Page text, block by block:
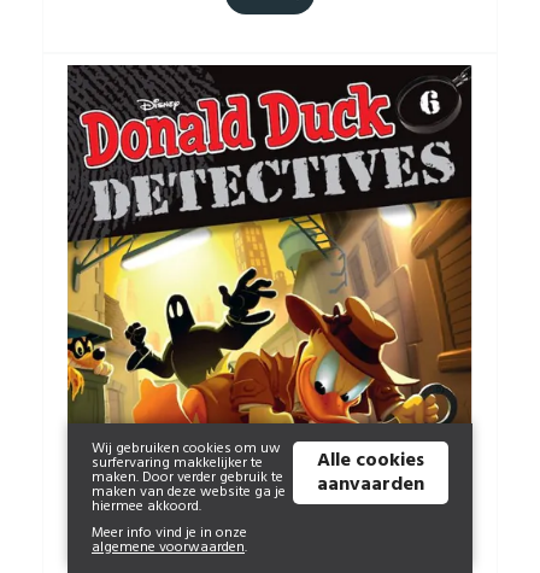
Wij gebruiken cookies om uw
surfervaring makkelijker te
maken. Door verder gebruik te
maken van deze website ga je
hiermee akkoord.
Meer info vind je in onze
algemene voorwaarden.
Alle cookies
aanvaarden